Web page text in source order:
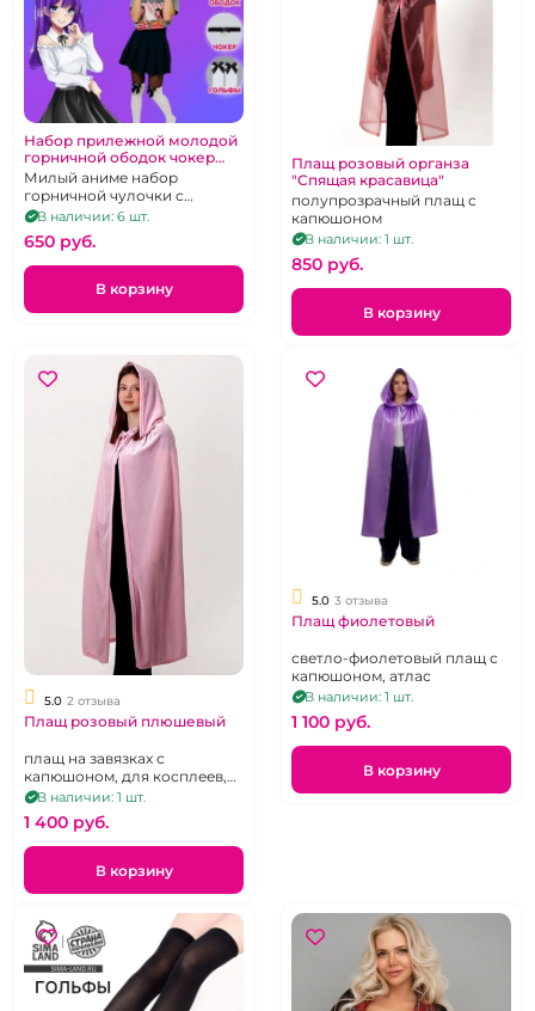
Набор прилежной молодой
горничной ободок чокер
гольфы "Аниме"
Милый аниме набор
горничной чулочки с
бантиками, ободок и чокер
В наличии: 6 шт.
650 pуб.
В корзину
Плащ розовый органза
"Спящая красавица"
полупрозрачный плащ с
капюшоном
В наличии: 1 шт.
850 pуб.
В корзину
5.0 2 отзыва
Плащ розовый плюшевый
плащ на завязках с
капюшоном, для косплеев,
вечеринок и ролевых игр
В наличии: 1 шт.
1 400 pуб.
В корзину
5.0 3 отзыва
Плащ фиолетовый
светло-фиолетовый плащ с
капюшоном, атлас
В наличии: 1 шт.
1 100 pуб.
В корзину